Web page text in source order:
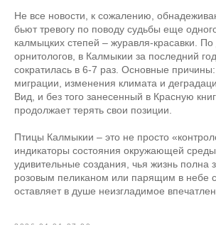
Не все новости, к сожалению,
бьют тревогу по поводу судьбы еще
калмыцких степей – журавля-красавки.
орнитологов, в Калмыкии за последний
сократилась в 6-7 раз. Основные
миграции, изменения климата и
Вид, и без того занесенный в Красную
продолжает терять свои позиции.
Птицы Калмыкии – это не просто
индикаторы состояния окружающей
удивительные создания, чья жизнь полна
розовым пеликаном или парящим в небе
оставляет в душе неизгладимое